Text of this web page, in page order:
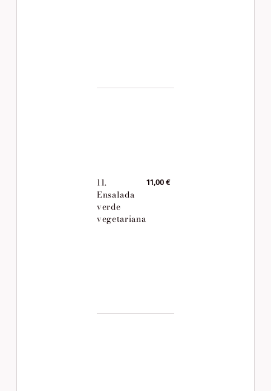
11.
Ensalada
verde
vegetariana
11,00 €